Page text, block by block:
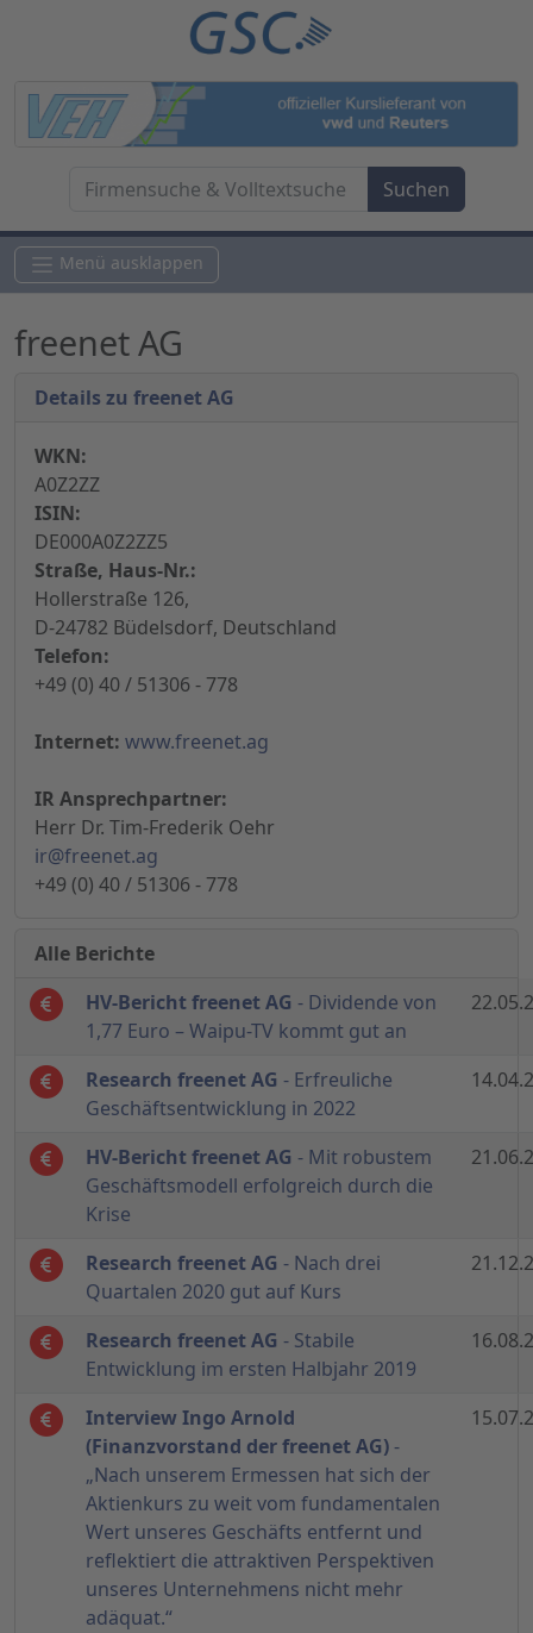
Menü ausklappen
freenet AG
Details zu freenet AG
WKN:
A0Z2ZZ
ISIN:
DE000A0Z2ZZ5
Straße, Haus-Nr.:
Hollerstraße 126,
D-24782 Büdelsdorf, Deutschland
Telefon:
+49 (0) 40 / 51306 - 778
Internet: www.freenet.ag
IR Ansprechpartner:
Herr Dr. Tim-Frederik Oehr
ir@freenet.ag
+49 (0) 40 / 51306 - 778
Alle Berichte
HV-Bericht freenet AG - Dividende von
1,77 Euro – Waipu-TV kommt gut an
Research freenet AG - Erfreuliche
Geschäftsentwicklung in 2022
HV-Bericht freenet AG - Mit robustem
Geschäftsmodell erfolgreich durch die
Krise
Research freenet AG - Nach drei
Quartalen 2020 gut auf Kurs
Research freenet AG - Stabile
Entwicklung im ersten Halbjahr 2019
Interview Ingo Arnold
(Finanzvorstand der freenet AG)-
„Nach unserem Ermessen hat sich der
Aktienkurs zu weit vom fundamentalen
Wert unseres Geschäfts entfernt und
reflektiert die attraktiven Perspektiven
unseres Unternehmens nicht mehr
adäquat.“